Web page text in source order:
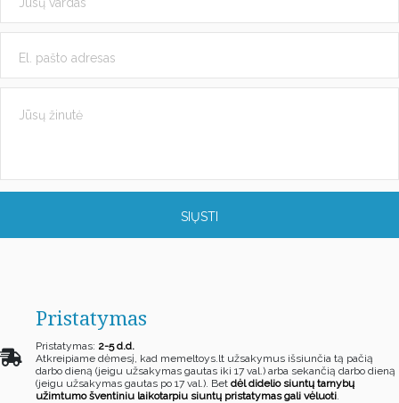
SIŲSTI
Pristatymas
Pristatymas: 2-5 d.d.
Atkreipiame dėmesį, kad memeltoys.lt užsakymus išsiunčia tą pačią
darbo dieną (jeigu užsakymas gautas iki 17 val.) arba sekančią darbo dieną
(jeigu užsakymas gautas po 17 val.). Bet dėl didelio siuntų tarnybų
užimtumo šventiniu laikotarpiu siuntų pristatymas gali vėluoti.